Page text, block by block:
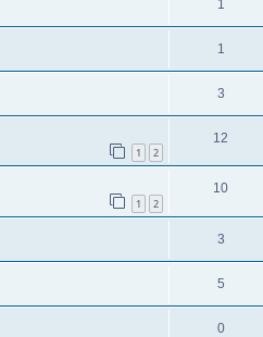
1
1
3
1 2
12
1 2
10
3
5
0